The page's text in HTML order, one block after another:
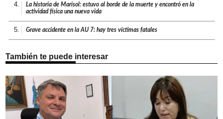
4.
La historia de Marisol: estuvo al borde de la muerte y encontró en la
actividad física una nueva vida
5. Grave accidente en la AU 7: hay tres víctimas fatales
También te puede interesar